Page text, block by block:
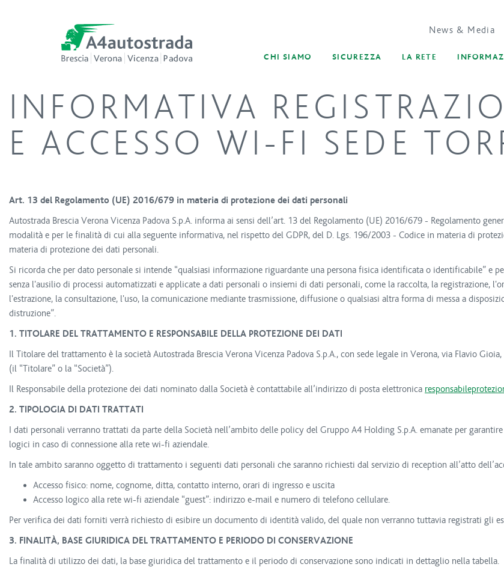
Vai al contenuto principale
Vai al menu di navigazione
Vai al footer
News & Media
CHI SIAMO SICUREZZA LA RETE
INFORMATIVA
E ACCESSO WI-FI SEDE
Art. 13 del Regolamento (UE) 2016/679 in materia di protezione dei dati personali
Autostrada Brescia Verona Vicenza Padova S.p.A. informa ai sensi dell’art. 13 del Regolamento (UE) 2016/679 - Regolamento
modalità e per le finalità di cui alla seguente informativa, nel rispetto del GDPR, del D. Lgs. 196/2003 - Codice in materia di
materia di protezione dei dati personali.
Si ricorda che per dato personale si intende “qualsiasi informazione riguardante una persona fisica identificata o identificabile” e
senza l'ausilio di processi automatizzati e applicate a dati personali o insiemi di dati personali, come la raccolta, la registrazione,
l'estrazione, la consultazione, l'uso, la comunicazione mediante trasmissione, diffusione o qualsiasi altra forma di messa a
distruzione”.
1. TITOLARE DEL TRATTAMENTO E RESPONSABILE DELLA PROTEZIONE DEI DATI
Il Titolare del trattamento è la società Autostrada Brescia Verona Vicenza Padova S.p.A., con sede legale in Verona, via Flavio
(il “Titolare” o la “Società”).
Il Responsabile della protezione dei dati nominato dalla Società è contattabile all’indirizzo di posta elettronica
2. TIPOLOGIA DI DATI TRATTATI
I dati personali verranno trattati da parte della Società nell’ambito delle policy del Gruppo A4 Holding S.p.A. emanate per
logici in caso di connessione alla rete wi-fi aziendale.
In tale ambito saranno oggetto di trattamento i seguenti dati personali che saranno richiesti dal servizio di reception all’atto
Accesso fisico: nome, cognome, ditta, contatto interno, orari di ingresso e uscita
Accesso logico alla rete wi-fi aziendale “guest”: indirizzo e-mail e numero di telefono cellulare.
Per verifica dei dati forniti verrà richiesto di esibire un documento di identità valido, del quale non verranno tuttavia registrati gli
3. FINALITÀ, BASE GIURIDICA DEL TRATTAMENTO E PERIODO DI CONSERVAZIONE
La finalità di utilizzo dei dati, la base giuridica del trattamento e il periodo di conservazione sono indicati in dettaglio nella tabella.